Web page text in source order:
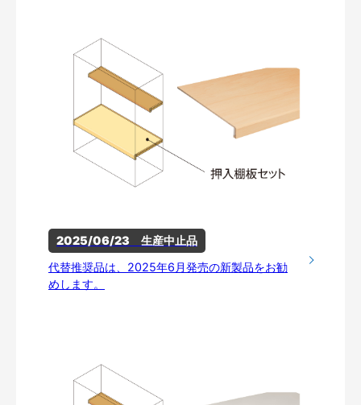
2025/06/23　生産中止品
代替推奨品は、2025年6月発売の新製品をお勧
めします。